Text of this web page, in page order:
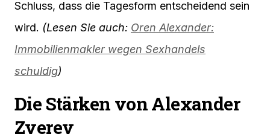
Schluss, dass die Tagesform entscheidend sein
wird. (Lesen Sie auch: Oren Alexander:
Immobilienmakler wegen Sexhandels
schuldig)
Die Stärken von Alexander
Zverev